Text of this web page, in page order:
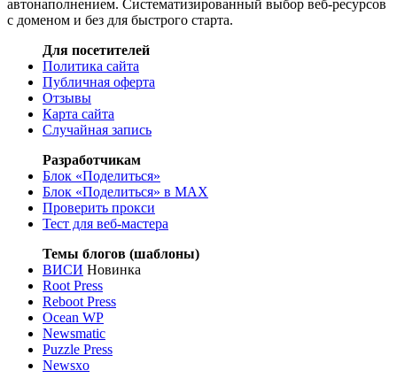
автонаполнением. Систематизированный выбор веб-ресурсов
с доменом и без для быстрого старта.
Для посетителей
Политика сайта
Публичная оферта
Отзывы
Карта сайта
Случайная запись
Разработчикам
Блок «Поделиться»
Блок «Поделиться» в MAX
Проверить прокси
Тест для веб-мастера
Темы блогов (шаблоны)
ВИСИ Новинка
Root Press
Reboot Press
Ocean WP
Newsmatic
Puzzle Press
Newsxo